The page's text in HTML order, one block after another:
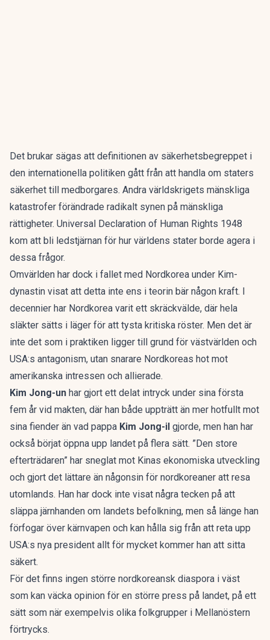
Det brukar sägas att definitionen av säkerhetsbegreppet i
den internationella politiken gått från att handla om staters
säkerhet till medborgares. Andra världskrigets mänskliga
katastrofer förändrade radikalt synen på mänskliga
rättigheter. Universal Declaration of Human Rights 1948
kom att bli ledstjärnan för hur världens stater borde agera i
dessa frågor.
Omvärlden har dock i fallet med Nordkorea under Kim-
dynastin visat att detta inte ens i teorin bär någon kraft. I
decennier har Nordkorea varit ett skräckvälde, där hela
släkter sätts i läger för att tysta kritiska röster. Men det är
inte det som i praktiken ligger till grund för västvärlden och
USA:s antagonism, utan snarare Nordkoreas hot mot
amerikanska intressen och allierade.
Kim Jong-un har gjort ett delat intryck under sina första
fem år vid makten, där han både uppträtt än mer hotfullt mot
sina fiender än vad pappa Kim Jong-il gjorde, men han har
också börjat öppna upp landet på flera sätt. ”Den store
efterträdaren” har sneglat mot Kinas ekonomiska utveckling
och gjort det lättare än någonsin för nordkoreaner att resa
utomlands. Han har dock inte visat några tecken på att
släppa järnhanden om landets befolkning, men så länge han
förfogar över kärnvapen och kan hålla sig från att reta upp
USA:s nya president allt för mycket kommer han att sitta
säkert.
För det finns ingen större nordkoreansk diaspora i väst
som kan väcka opinion för en större press på landet, på ett
sätt som när exempelvis olika folkgrupper i Mellanöstern
förtrycks.